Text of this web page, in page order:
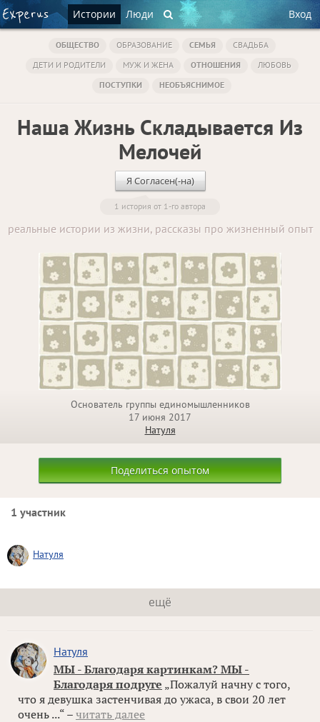
Истории Люди Вход
ОБЩЕСТВО ОБРАЗОВАНИЕ СЕМЬЯ
СВАДЬБА
ДЕТИ И РОДИТЕЛИ
МУЖ И ЖЕНА ОТНОШЕНИЯ
ЛЮБОВЬ
ПОСТУПКИ
НЕОБЪЯСНИМОЕ
Наша Жизнь Складывается Из
Мелочей
Я Согласен(-на)
1 история от 1-го автора
реальные истории из жизни, рассказы про жизненный опыт
Основатель группы единомышленников
17 июня 2017
Натуля
Поделиться опытом
1 участник
Натуля
ещё
Натуля
МЫ - Благодаря картинкам? МЫ -
Благодаря подруге „Пожалуй начну с того,
что я девушка застенчивая до ужаса, в свои 20 лет
очень ...“ – читать далее